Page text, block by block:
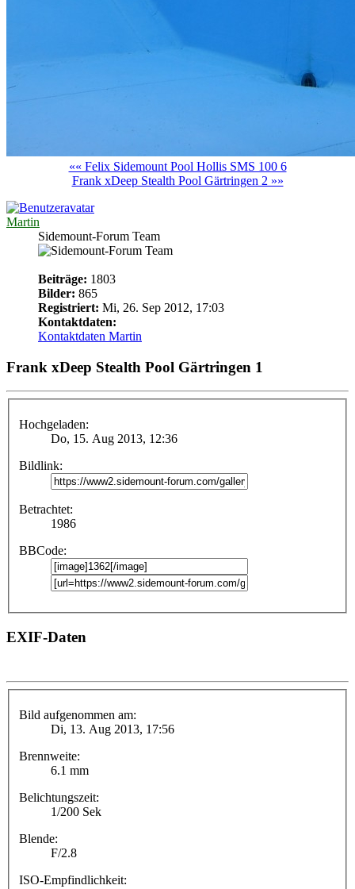
«« Felix Sidemount Pool Hollis SMS 100 6
Frank xDeep Stealth Pool Gärtringen 2 »»
Martin
Sidemount-Forum Team
Beiträge: 1803
Bilder: 865
Registriert: Mi, 26. Sep 2012, 17:03
Kontaktdaten:
Kontaktdaten Martin
Frank xDeep Stealth Pool Gärtringen 1
Hochgeladen:
Do, 15. Aug 2013, 12:36
Bildlink:
Betrachtet:
1986
BBCode:
EXIF-Daten
Bild aufgenommen am:
Di, 13. Aug 2013, 17:56
Brennweite:
6.1 mm
Belichtungszeit:
1/200 Sek
Blende:
F/2.8
ISO-Empfindlichkeit: